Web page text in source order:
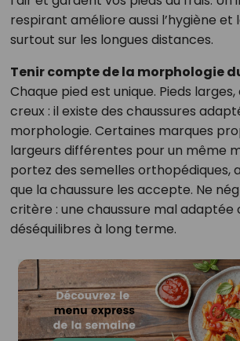
respirant améliore aussi l’hygiène et
surtout sur les longues distances.
Tenir compte de la morphologie
Chaque pied est unique. Pieds
creux : il existe des chaussures
morphologie. Certaines marques
largeurs différentes pour un même
portez des semelles orthopédiques,
que la chaussure les accepte. Ne
critère : une chaussure mal adaptée
déséquilibres à long terme.